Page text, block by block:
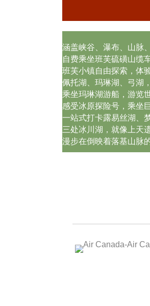
涵盖峡谷、瀑布、山脉
自费乘坐班芙硫磺山缆
班芙小镇自由探索，体
佩托湖、玛琳湖、弓湖
乘坐玛琳湖游船，游览
感受冰原探险号，乘坐
一站式打卡露易丝湖、
三处冰川湖，就像上天
漫步在倒映着落基山脉